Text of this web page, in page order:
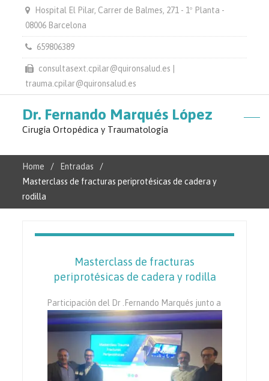
Hospital El Pilar, Carrer de Balmes, 271 - 1º Planta -
08006 Barcelona
659806389
consultasext.cpilar@quironsalud.es |
trauma.cpilar@quironsalud.es
Dr. Fernando Marqués López
Cirugía Ortopédica y Traumatología
Home
Entradas
Masterclass de fracturas periprotésicas de cadera y
rodilla
Masterclass de fracturas
periprotésicas de cadera y rodilla
Participación del Dr . Fernando Marqués junto a